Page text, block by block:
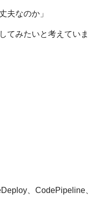
夫なのか」
てみたいと考えていま
、CodePipeline、